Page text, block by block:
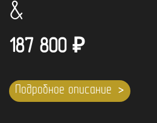
&
187 800 ₽
Подробное описание